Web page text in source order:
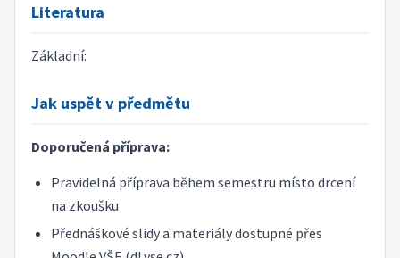
Literatura
Základní:
Jak uspět v předmětu
Doporučená příprava:
Pravidelná příprava během semestru místo drcení
na zkoušku
Přednáškové slidy a materiály dostupné přes